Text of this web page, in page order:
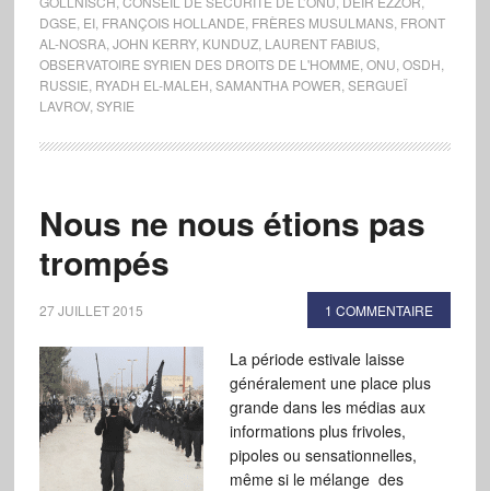
DGSE EI, FRANÇOIS HOLLANDE FRÈRES MUSULMANS, FRONT
AL-NOSRA, JOHN KERRY, KUNDUZ, LAURENT FABIUS,
OBSERVATOIRE SYRIEN DES DROITS DE L'HOMME ONU OSDH
RUSSIE RYADH EL-MALEH SAMANTHA POWER SERGUEÏ
LAVROV, SYRIE
Nous ne nous étions pas
trompés
27 JUILLET 2015 1 COMMENTAIRE
La période estivale laisse
généralement une place plus
grande dans les médias aux
informations plus frivoles,
pipoles ou sensationnelles,
même si le mélange des